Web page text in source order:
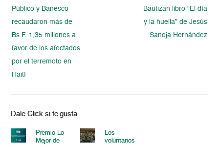
Público y Banesco
recaudaron más de
Bs.F. 1,35 millones a
favor de los afectados
por el terremoto en
Haití
Bautizan libro “El día
y la huella” de Jesús
Sanoja Hernández
Dale Click si te gusta
Premio Lo
Mejor de
Los
voluntarios